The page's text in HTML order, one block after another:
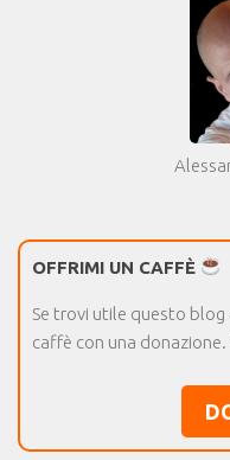
OFFRIMI UN CAFFÈ
Se trovi utile questo
caffè con una